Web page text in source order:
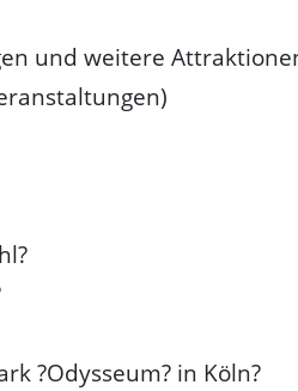
und weitere
?Odysseum? in Köln?